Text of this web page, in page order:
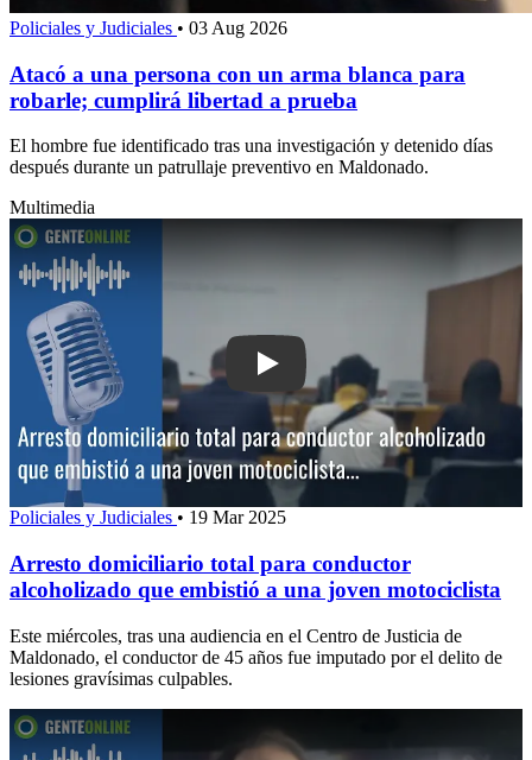
Policiales y Judiciales • 03 Aug 2026
Atacó a una persona con un arma blanca para
robarle; cumplirá libertad a prueba
El hombre fue identificado tras una investigación y detenido días
después durante un patrullaje preventivo en Maldonado.
Multimedia
Play: Arresto domiciliario total para
Policiales y Judiciales • 19 Mar 2025
Arresto domiciliario total para conductor
alcoholizado que embistió a una joven motociclista
Este miércoles, tras una audiencia en el Centro de Justicia de
Maldonado, el conductor de 45 años fue imputado por el delito de
lesiones gravísimas culpables.